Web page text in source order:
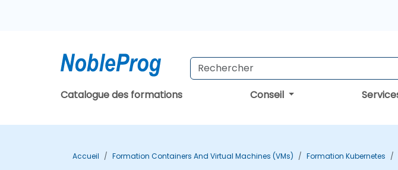
Catalogue des formations Conseil
Accueil Formation Containers And Virtual Machines (VMs) Formation Kubernetes